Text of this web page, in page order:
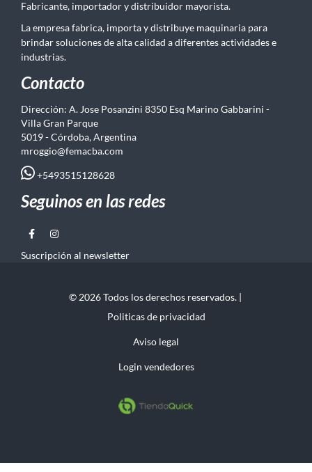
Fabricante, importador y distribuidor mayorista.
La empresa fabrica, importa y distribuye maquinaria para
brindar soluciones de alta calidad a diferentes actividades e
industrias.
Contacto
Dirección: A. Jose Posanzini 8350 Esq Marino Gabbarini -
Villa Gran Parque
5019 - Córdoba, Argentina
mroggio@femacba.com
+5493515128628
Seguinos en las redes
Suscripción al newsletter
© 2026 Todos los derechos reservados. |
Politicas de privacidad
Aviso legal
Login vendedores